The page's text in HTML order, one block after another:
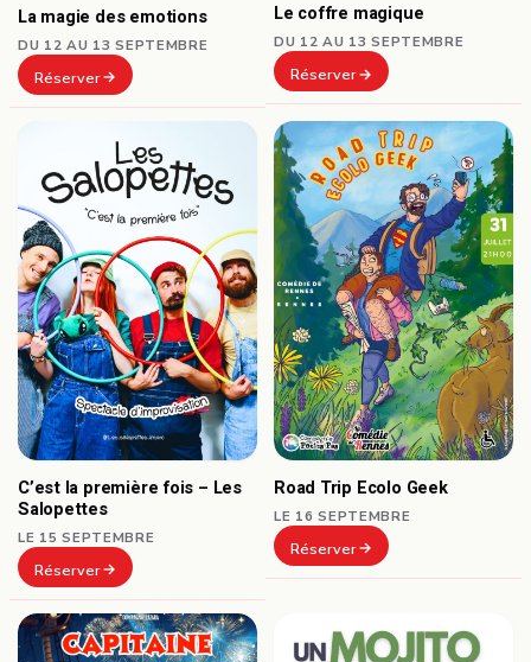
La magie des emotions
DU 12 AU 13 SEPTEMBRE
Réserver
Le coffre magique
DU 12 AU 13 SEPTEMBRE
Réserver
C’est la première fois – Les
Salopettes
LE 15 SEPTEMBRE
Réserver
Road Trip Ecolo Geek
LE 16 SEPTEMBRE
Réserver